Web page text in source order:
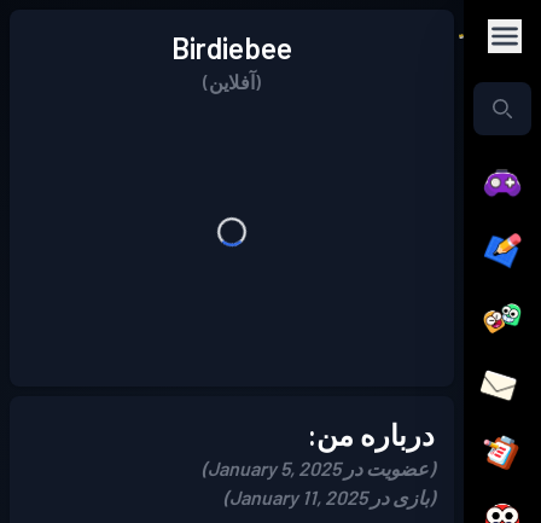
Birdiebee
(آفلاین)
درباره من:
(عضویت در January 5, 2025)
(بازی در January 11, 2025)